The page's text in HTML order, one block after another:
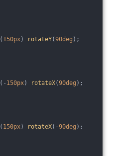
( 150px) rotateY(90deg );
(- 150px) rotateX(90deg );
( 150px) rotateX(-90deg );